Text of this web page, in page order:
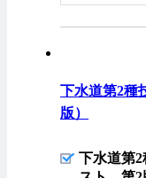
下水道第2種
版）
下水道第